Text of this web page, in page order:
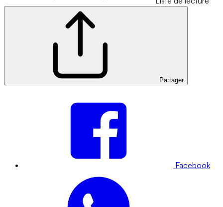
Partager
Facebook